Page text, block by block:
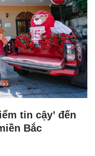
tin cậy’ đến
Bắc